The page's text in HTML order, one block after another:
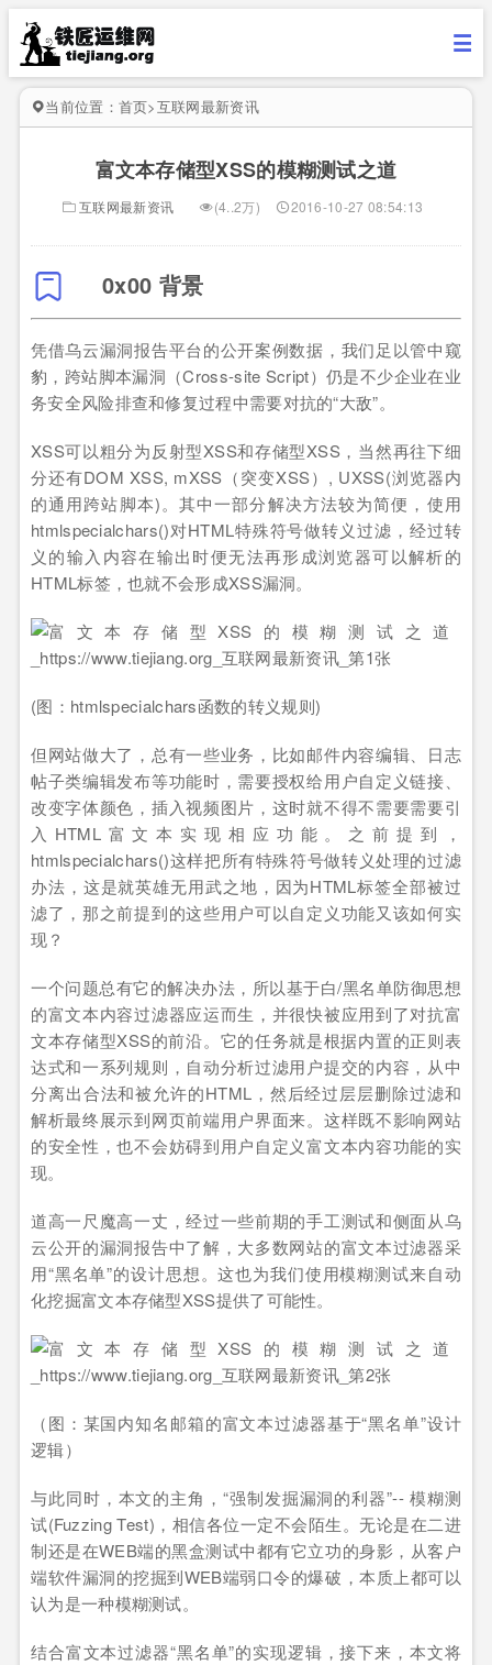
当前位置： 首页>互联网最新资讯
富文本存储型XSS的模糊测试之道
互联网最新资讯 (4..2万) 2016-10-27 08:54:13
0x00 背景
凭借乌云漏洞报告平台的公开案例数据，我们足以管中窥
豹，跨站脚本漏洞（Cross-site Script）仍是不少企业在业
务安全风险排查和修复过程中需要对抗的“大敌”。
XSS可以粗分为反射型XSS和存储型XSS，当然再往下细
分还有DOM XSS, mXSS（突变XSS）, UXSS(浏览器内
的通用跨站脚本)。其中一部分解决方法较为简便，使用
htmlspecialchars()对HTML特殊符号做转义过滤，经过转
义的输入内容在输出时便无法再形成浏览器可以解析的
HTML标签，也就不会形成XSS漏洞。
(图：htmlspecialchars函数的转义规则)
但网站做大了，总有一些业务，比如邮件内容编辑、日志
帖子类编辑发布等功能时，需要授权给用户自定义链接、
改变字体颜色，插入视频图片，这时就不得不需要需要引
入HTML富文本实现相应功能。之前提到，
htmlspecialchars()这样把所有特殊符号做转义处理的过滤
办法，这是就英雄无用武之地，因为HTML标签全部被过
滤了，那之前提到的这些用户可以自定义功能又该如何实
现？
一个问题总有它的解决办法，所以基于白/黑名单防御思想
的富文本内容过滤器应运而生，并很快被应用到了对抗富
文本存储型XSS的前沿。它的任务就是根据内置的正则表
达式和一系列规则，自动分析过滤用户提交的内容，从中
分离出合法和被允许的HTML，然后经过层层删除过滤和
解析最终展示到网页前端用户界面来。这样既不影响网站
的安全性，也不会妨碍到用户自定义富文本内容功能的实
现。
道高一尺魔高一丈，经过一些前期的手工测试和侧面从乌
云公开的漏洞报告中了解，大多数网站的富文本过滤器采
用“黑名单”的设计思想。这也为我们使用模糊测试来自动
化挖掘富文本存储型XSS提供了可能性。
（图：某国内知名邮箱的富文本过滤器基于“黑名单”设计
逻辑）
与此同时，本文的主角，“强制发掘漏洞的利器”-- 模糊测
试(Fuzzing Test)，相信各位一定不会陌生。无论是在二进
制还是在WEB端的黑盒测试中都有它立功的身影，从客户
端软件漏洞的挖掘到WEB端弱口令的爆破，本质上都可以
认为是一种模糊测试。
结合富文本过滤器“黑名单”的实现逻辑，接下来，本文将